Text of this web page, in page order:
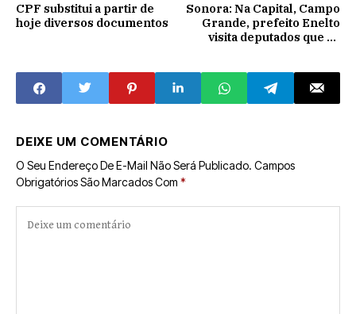
CPF substitui a partir de
hoje diversos documentos
Sonora: Na Capital, Campo
Grande, prefeito Enelto
visita deputados que se
DEIXE UM COMENTÁRIO
O Seu Endereço De E-Mail Não Será Publicado. Campos
Obrigatórios São Marcados Com *